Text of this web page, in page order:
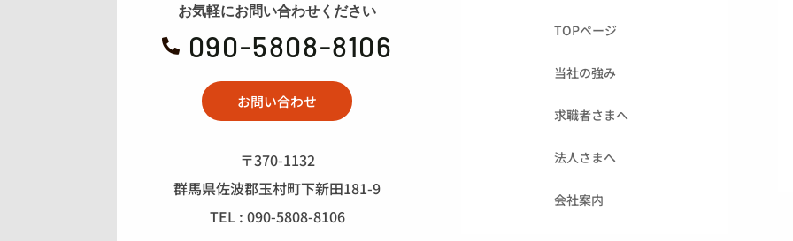
お気軽にお問い合わせください
 090-5808-8106
お問い合わせ
〒370-1132
群馬県佐波郡玉村町下新田181-9
TEL : 090-5808-8106
TOPページ
当社の強み
求職者さまへ
法人さまへ
会社案内